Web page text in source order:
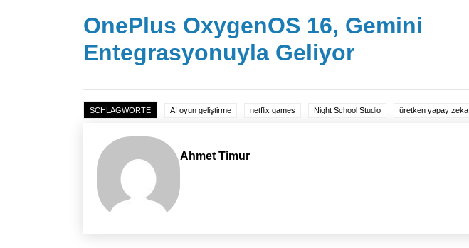
OnePlus OxygenOS 16, Gemini
Entegrasyonuyla Geliyor
SCHLAGWORTE AI oyun geliştirme netflix games Night School Studio üretken yapay zeka
Ahmet Timur